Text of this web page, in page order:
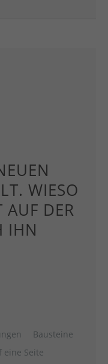
WIESO
AUF DER
IHN
Bausteine
eine Seite